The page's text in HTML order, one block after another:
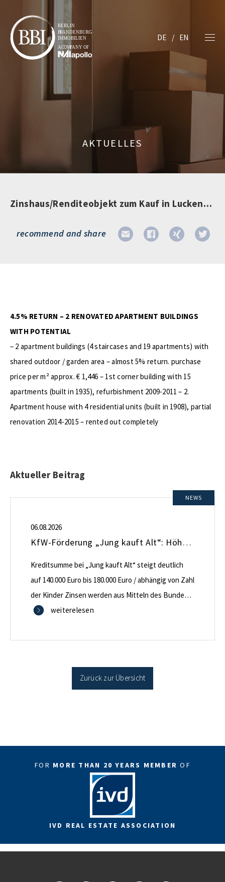
DE EN
AKTUELLES
Zinshaus/Renditeobjekt zum Kauf in Luckenwalde (nicht mehr verfügbar)
recommend and share
4.5% RETURN – 2 RENOVATED APARTMENT BUILDINGS
WITH POTENTIAL
– 2 apartment buildings (4 staircases and 19 apartments) with
shared outdoor / garden area – almost 5% return. purchase
price per m² approx. € 1,446 – 1st corner building with 15
apartments (built in 1935), refurbishment 2009-2011 – 2.
Apartment house with 4 residential units (built in 1908), partial
renovation 2014-2015 – rented out completely
Aktueller Beitrag
NEWS
06.08.2026
KfW-Förderung „Jung kauft Alt“: Höhere Kredite ab August 2026
Kreditsumme bei „Jung kauft Alt“ steigt deutlich
auf 140.000 Euro bis 180.000 Euro / abhängig von Zahl
der Kinder Zinsen werden aus Mitteln des Bundes
verbilligt: Heutiger Zins bei 0,53 Prozent effektiv bei
Antragstellende verpflichten sich zu energetischer
Sanierung in Einzelmaßnahmen […]
weiterelesen
Zurück zur Übersicht
FOR MORE THAN 20 YEARS MEMBEROF
IVD REAL ESTATE ASSOCIATION